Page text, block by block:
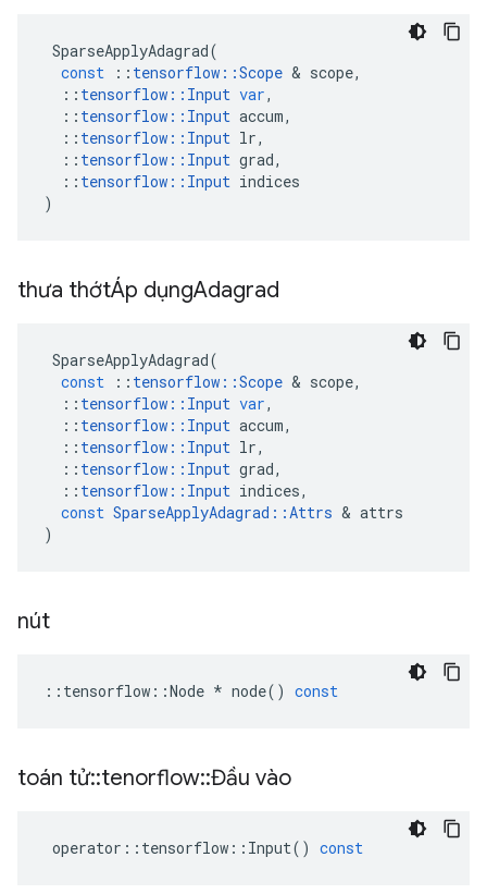
SparseApplyAdagrad(
const
:: tensorflow ::Scope & scope,
:: tensorflow :: Input var,
:: tensorflow :: Input accum,
:: tensorflow :: Input lr,
:: tensorflow :: Input grad,
:: tensorflow :: Input indices
)
thưa thớtÁp dụngAdagrad
SparseApplyAdagrad(
const
:: tensorflow ::Scope & scope,
:: tensorflow :: Input var,
:: tensorflow :: Input accum,
:: tensorflow :: Input lr,
:: tensorflow :: Input grad,
:: tensorflow :: Input indices,
const SparseApplyAdagrad ::Attrs & attrs
)
nút
:: tensorflow ::Node * node() const
toán tử::tenorflow::Đầu vào
operator :: tensorflow :: Input() const